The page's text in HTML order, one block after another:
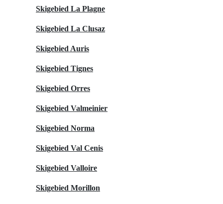
Skigebied La Plagne
Skigebied La Clusaz
Skigebied Auris
Skigebied Tignes
Skigebied Orres
Skigebied Valmeinier
Skigebied Norma
Skigebied Val Cenis
Skigebied Valloire
Skigebied Morillon